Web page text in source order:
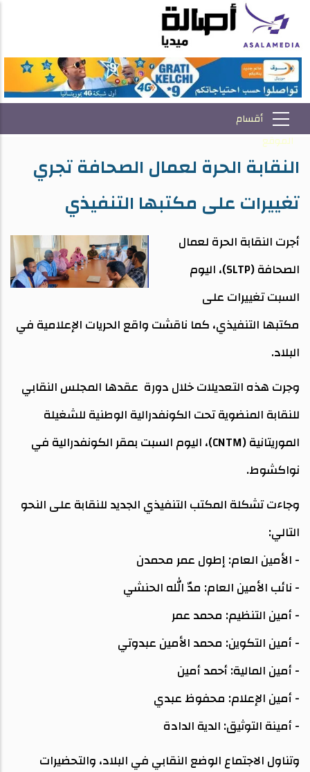
النقابة الحرة لعمال الصحافة تجري
تغييرات على مكتبها التنفيذي
أجرت النقابة الحرة لعمال
الصحافة (SLTP)، اليوم
السبت تغييرات على
مكتبها التنفيذي، كما ناقشت واقع الحريات الإعلامية في
البلاد.
وجرت هذه التعديلات خلال دورة عقدها المجلس النقابي
للنقابة المنضوية تحت الكونفدرالية الوطنية للشغيلة
الموريتانية (CNTM)، اليوم السبت بمقر الكونفدرالية في
نواكشوط.
وجاءت تشكلة المكتب التنفيذي الجديد للنقابة على النحو
التالي:
- الأمين العام: إطول عمر محمدن
- نائب الأمين العام: مدّ الله الحنشي
- أمين التنظيم: محمد عمر
- أمين التكوين: محمد الأمين عبدوتي
- أمين المالية: أحمد أمين
- أمين الإعلام: محفوظ عبدي
- أمينة التوثيق: الدية الدادة
وتناول الاجتماع الوضع النقابي في البلاد، والتحضيرات